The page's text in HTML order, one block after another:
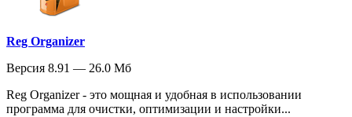
Reg Organizer
Версия 8.91 — 26.0 Мб
Reg Organizer - это мощная и удобная в использовании
программа для очистки, оптимизации и настройки...